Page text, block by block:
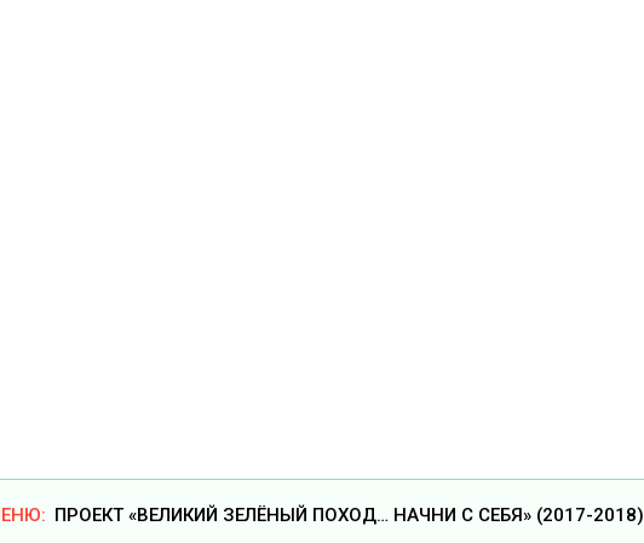
ПРОЕКТ «ВЕЛИКИЙ ЗЕЛЁНЫЙ ПОХОД… НАЧНИ С СЕБЯ» (2017-2018)